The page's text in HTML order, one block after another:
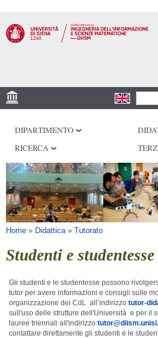
contenuto
principale
PHD PROGRAM
LABORATORI
BIBLIOTECHE
SERVIZI
DIPARTIMENTO
RICERCA
Tu sei qui
Home » Didattica » Tutorato
Studenti e
Gli studenti e le studentesse possono
tutor per avere informazioni e consigli sulle
organizzazione dei CdL all’indirizzo tutor-
sull'uso delle strutture dell'Università e per il
lauree triennali all'indirizzo
contattare direttamente gli studenti e le